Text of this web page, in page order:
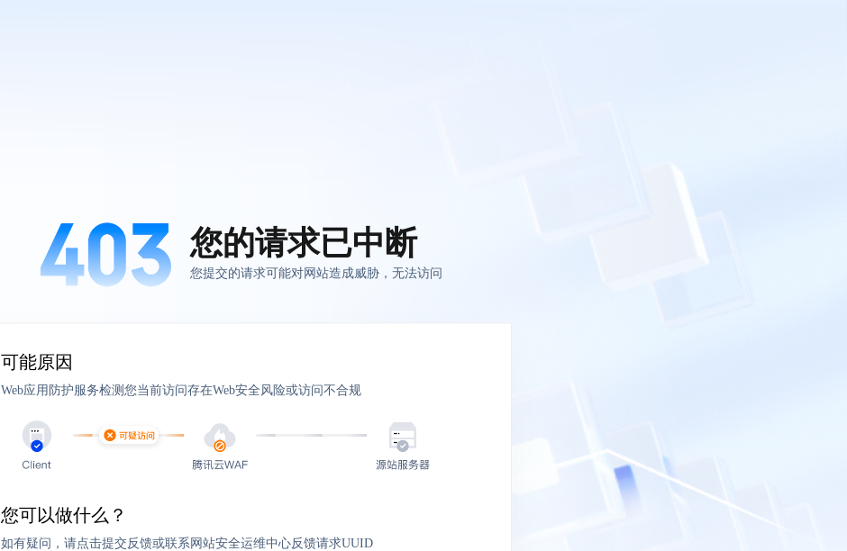
您的请求已中断
您提交的请求可能对网站造成威胁，无法访问
可能原因
Web应用防护服务检测您当前访问存在Web安全风险或访问不合规
您可以做什么？
如有疑问，请点击提交反馈或联系网站安全运维中心反馈请求UUID